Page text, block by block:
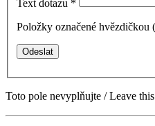
Text dotazu *
Položky označené hvězdičkou (
Toto pole nevyplňujte / Leave